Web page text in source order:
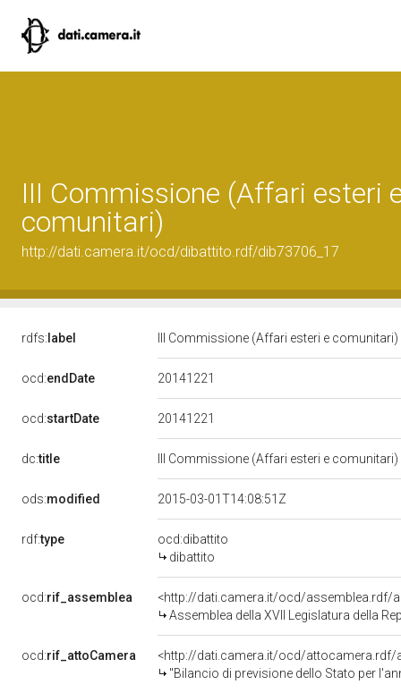
III Commissione (Affari esteri
comunitari)
http://dati.camera.it/ocd/dibattito.rdf/dib73706_17
rdfs: label III Commissione (Affari esteri e comunitari)
ocd:endDate 20141221
ocd:startDate 20141221
dc:title III Commissione (Affari esteri e comunitari)
ods:modified 2015-03-01T14:08:51Z
rdf:type
ocd:dibattito
dibattito
ocd:rif_assemblea
<http://dati.camera.it/ocd/assemblea.rdf/
Assemblea della XVII Legislatura della
ocd:rif_attoCamera
<http://dati.camera.it/ocd/attocamera.rdf/
"Bilancio di previsione dello Stato per